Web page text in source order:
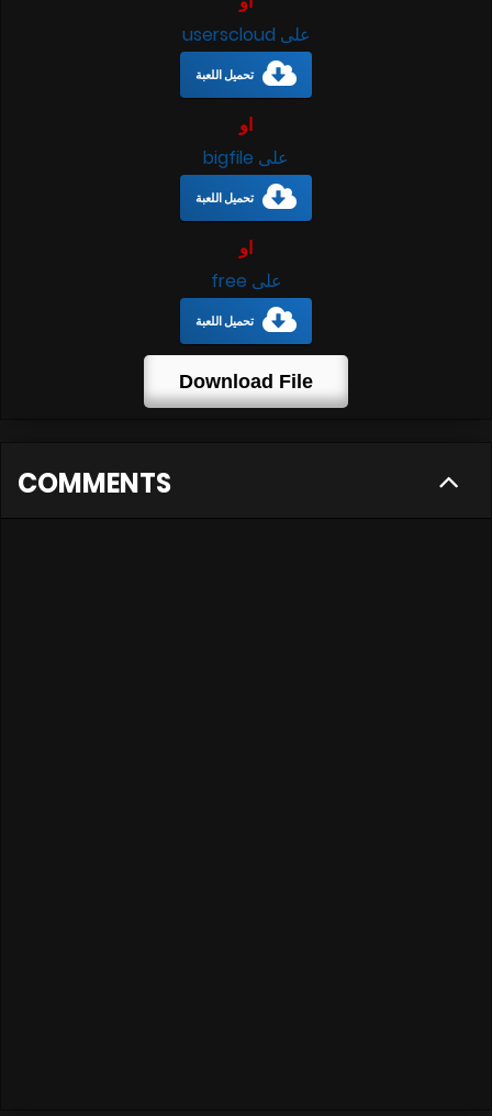
على userscloud
تحميل اللعبة
او
على bigfile
تحميل اللعبة
او
على free
تحميل اللعبة
Download File
COMMENTS